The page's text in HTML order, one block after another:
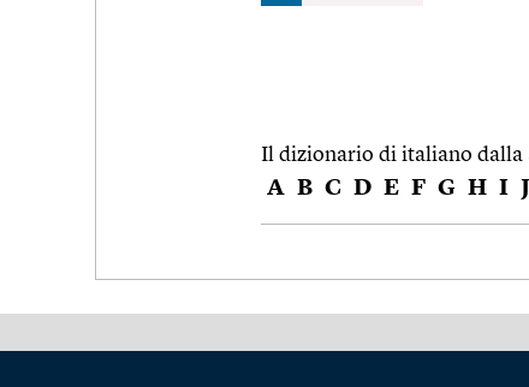
Il dizionario di italiano dalla
A B C D E F G H I J